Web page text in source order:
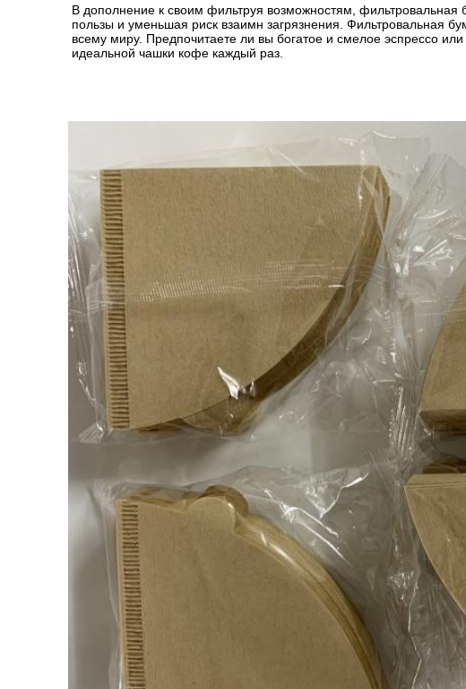
В дополнение к своим фильтруя возможностям, фильтровальная
пользы и уменьшая риск взаимн загрязнения. Фильтровальная
всему миру. Предпочитаете ли вы богатое и смелое эспрессо
идеальной чашки кофе каждый раз.